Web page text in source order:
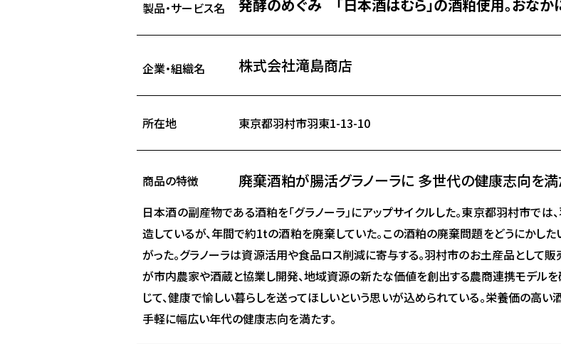
製品・サービス名 発酵のめぐみ 「日本酒はむら」の酒粕使用。おなか
企業・組織名 株式会社滝島商店
所在地 東京都羽村市羽東1-13-10
商品の特徴 廃棄酒粕が腸活グラノーラに 多世代の健康志向を
日本酒の副産物である酒粕を「グラノーラ」にアップサイクルした。東京都羽村市で
造しているが、年間で約1tの酒粕を廃棄していた。この酒粕の廃棄問題をどうにかした
がった。グラノーラは資源活用や食品ロス削減に寄与する。羽村市のお土産品として
が市内農家や酒蔵と協業し開発、地域資源の新たな価値を創出する農商連携モデル
じて、健康で愉しい暮らしを送ってほしいという思いが込められている。栄養価の高
手軽に幅広い年代の健康志向を満たす。